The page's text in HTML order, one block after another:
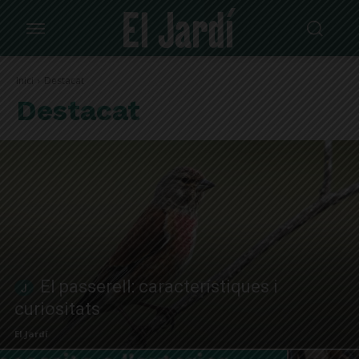
Inici Destacat
Destacat
El passerell: característiques i
curiositats
El Jardí